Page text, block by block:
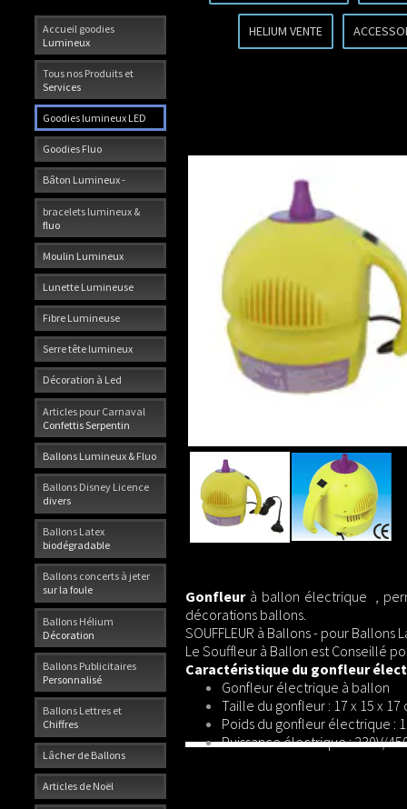
Accueil goodies
Lumineux
Tous nos Produits et
Services
Goodies lumineux LED
Goodies Fluo
Bâton Lumineux -
bracelets lumineux &
fluo
Moulin Lumineux
Lunette Lumineuse
Fibre Lumineuse
Serre tête lumineux
Décoration à Led
Articles pour Carnaval
Confettis Serpentin
Ballons Lumineux & Fluo
Ballons Disney Licence
divers
Ballons Latex
biodégradable
Ballons concerts à jeter
sur la foule
Ballons Hélium
Décoration
Ballons Publicitaires
Personnalisé
Ballons Lettres et
Chiffres
Lâcher de Ballons
Articles de Noël
HELIUM VENTE
Gonfleurà ballon électrique ,
décorations ballons.
SOUFFLEUR à Ballons - pour
Le Souffleur à Ballon est Conseillé
Caractéristique du gonfleur
Gonfleur électrique à ballon
Taille du gonfleur : 17 x 15 x 17
Poids du gonfleur électrique :
Puissance électrique : 230V/